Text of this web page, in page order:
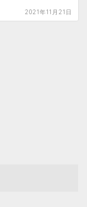
2021年11月21日